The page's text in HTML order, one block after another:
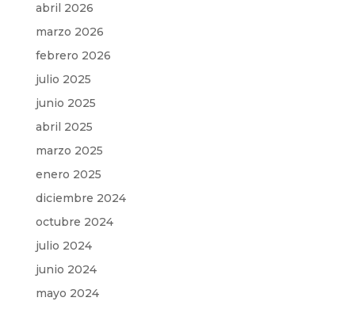
abril 2026
marzo 2026
febrero 2026
julio 2025
junio 2025
abril 2025
marzo 2025
enero 2025
diciembre 2024
octubre 2024
julio 2024
junio 2024
mayo 2024